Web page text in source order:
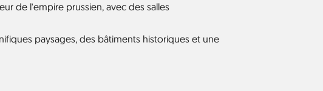
de l'empire prussien, avec des salles
paysages, des bâtiments historiques et une